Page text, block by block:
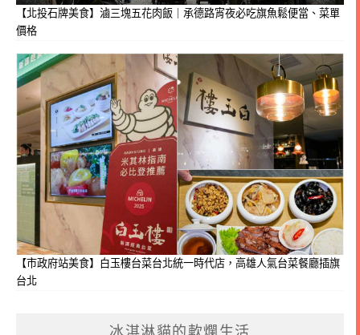
【北投石牌美食】滷三塊五花肉飯｜承德路宵夜必吃旗魚鬆便當、菜單
價格
【市政府站美食】白玉樓台菜台北統一時代店，高雄人氣台菜餐廳插旗
台北